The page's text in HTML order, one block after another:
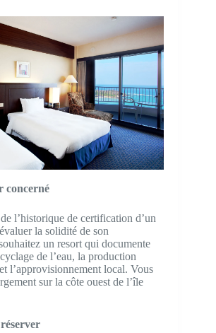
concerné
l’historique de certification d’un
la solidité de son
un resort qui documente
de l’eau, la production
l’approvisionnement local. Vous
sur la côte ouest de l’île